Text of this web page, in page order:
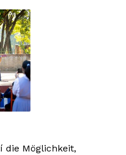
die Möglichkeit,